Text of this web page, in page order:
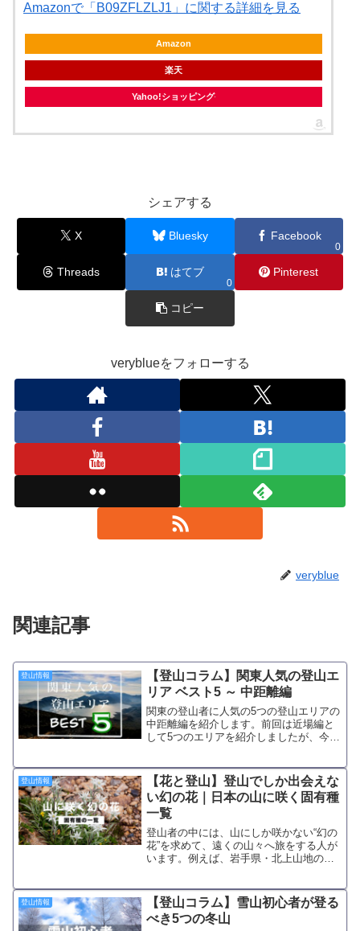
Amazonで「B09ZFLZLJ1」に関する詳細を見る
Amazon
楽天
Yahoo!ショッピング
シェアする
X Bluesky Facebook
0
Threads はてブ
0
Pinterest
コピー
veryblueをフォローする
veryblue
関連記事
登山情報
【登山コラム】関東人気の登山エ
リア ベスト5 ～ 中距離編
関東の登山者に人気の5つの登山エリアの
中距離編を紹介します。前回は近場編と
して5つのエリアを紹介しましたが、今回
スで日帰りできるけど、場合によっては
車がないとアク...
登山情報
【花と登山】登山でしか出会えな
い幻の花｜日本の山に咲く固有種
一覧
登山者の中には、山にしか咲かない“幻の
花”を求めて、遠くの山々へ旅をする人が
います。例えば、岩手県・北上山地の早
きます。また、雪解けの南アルプス、日
本で標高第2位を誇る...
登山情報
【登山コラム】雪山初心者が登る
べき5つの冬山